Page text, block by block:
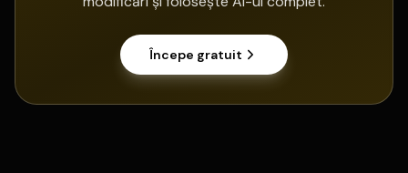
Începe gratuit